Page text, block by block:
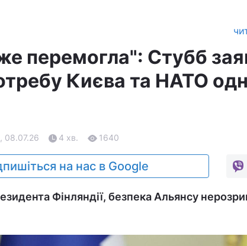
перемогла": Стубб
Києва та НАТО
08.07.26 4 хв. 1640
на нас в Google
Фінляндії, безпека Альянсу